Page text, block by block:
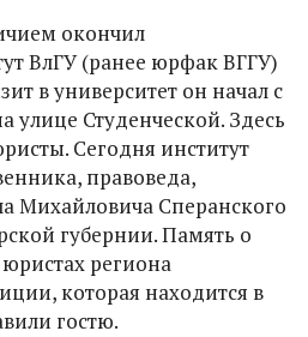
окончил
ВлГУ (ранее юрфак ВГГУ)
в университет он начал с
улице Студенческой. Здесь
Сегодня институт
правоведа,
Михайловича Сперанского
губернии. Память о
региона
которая находится в
гостю.